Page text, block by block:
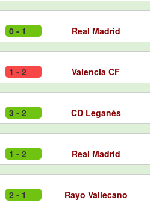
0 - 1 Real Madrid
1 - 2 Valencia CF
3 - 2 CD Leganés
1 - 2 Real Madrid
2 - 1 Rayo Vallecano